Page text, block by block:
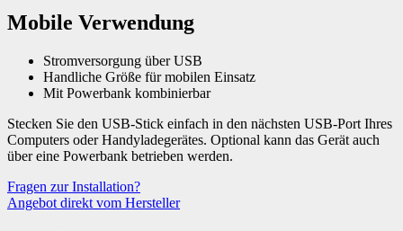
Mobile Verwendung
Stromversorgung über USB
Handliche Größe für mobilen Einsatz
Mit Powerbank kombinierbar
Stecken Sie den USB-Stick einfach in den nächsten USB-Port Ihres
Computers oder Handyladegerätes. Optional kann das Gerät auch
über eine Powerbank betrieben werden.
Fragen zur Installation?
Angebot direkt vom Hersteller